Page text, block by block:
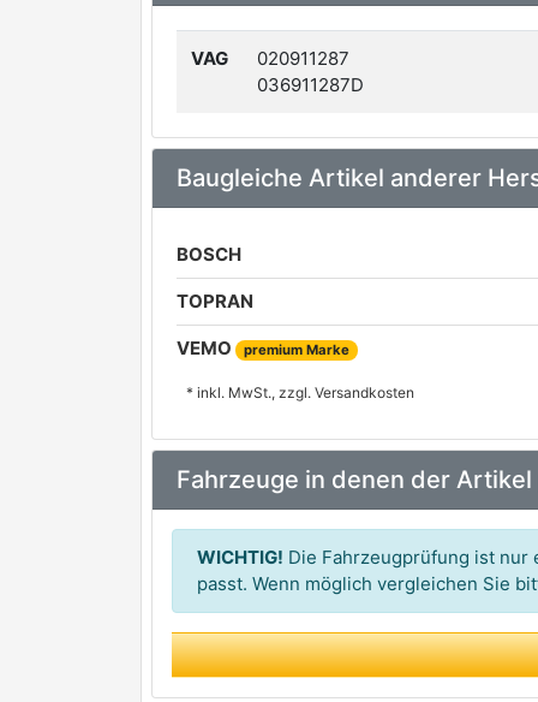
VAG 020911287
036911287D
Baugleiche Artikel anderer
BOSCH
TOPRAN
VEMO premium Marke
* inkl. MwSt., zzgl. Versandkosten
Fahrzeuge in denen der
WICHTIG! Die Fahrzeugprüfung ist nur
passt. Wenn möglich vergleichen Sie